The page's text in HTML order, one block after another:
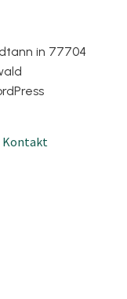
in 77704
Kontakt